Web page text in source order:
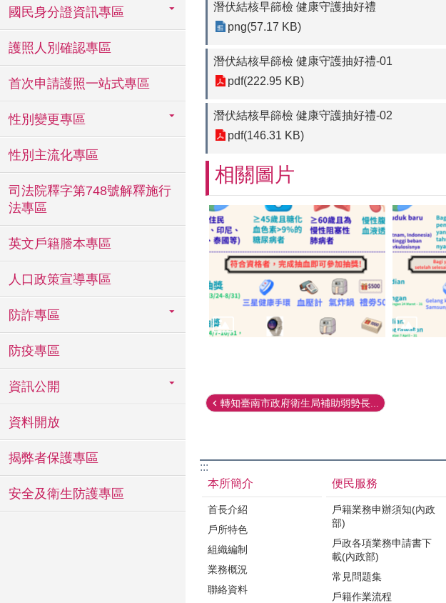
國民身分證資訊專區
護照人別確認專區
首次申請護照一站式專區
性別變更專區
性別主流化專區
司法院釋字第748號解釋施行
法專區
英文戶籍謄本專區
人口政策宣導專區
防詐專區
防疫專區
資訊公開
資料開放
揭弊者保護專區
安全及衛生防護專區
潛伏結核早篩檢 健康守護抽好禮
png(57.17 KB)
潛伏結核早篩檢 健康守護抽好禮-01
pdf(222.95 KB)
潛伏結核早篩檢 健康守護抽好禮-02
pdf(146.31 KB)
相關圖片
轉知臺南市政府衛生局補助弱勢長...
:::
本所簡介
首長介紹
戶所特色
組織編制
業務概況
聯絡資料
便民服務
戶籍業務申辦須知(內政
部)
戶政各項業務申請書下
載(內政部)
常見問題集
戶籍作業流程